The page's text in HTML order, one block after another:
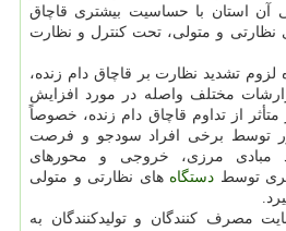
آن استان با حساسیت بیشتری قاچاق
نظارتی و متولی، تحت كنترل و نظارت
لزوم تشدید نظارت بر قاچاق دام زنده،
مختلف واصله در مورد افزایش
از تداوم قاچاق دام زنده، خصوصاً
توسط برخی افراد سودجو و فرصت
مرزی، خروجی و محورهای
توسط دستگاه های نظارتی و متولی
مصرف كنندگان و تولیدكنندگان به